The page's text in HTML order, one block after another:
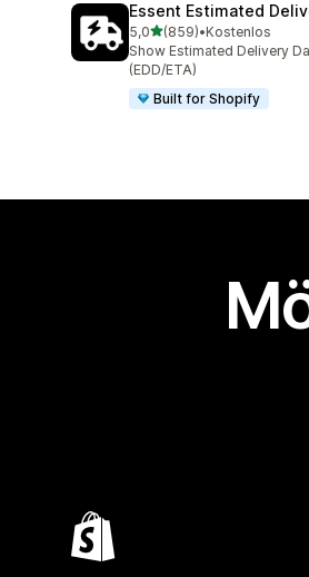
Essent Estimated
5,0von 5 Sternen
(859)
859 Rezensionen insgesamt
•Kostenlos
Show Estimated Delivery
(EDD/ETA)
Built for Shopify